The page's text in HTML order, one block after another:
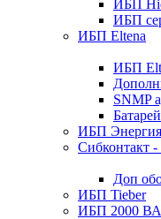
ИБП
ИБП
ИБП Eltena
ИБП
SNMP
ИБП Энергия
Сибконтакт
Доп
ИБП Tieber
ИБП 2000